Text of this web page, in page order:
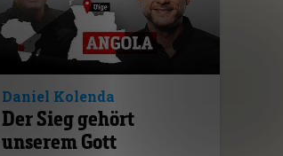
Daniel Kolenda
Der Sieg gehört
unserem Gott